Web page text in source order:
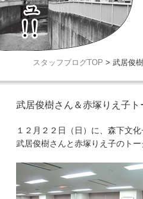
スタッフブログTOP > 武居俊
武居俊樹さん＆赤塚りえ子
１２月２２日（日）に、森下文
武居俊樹さんと赤塚りえ子のトー